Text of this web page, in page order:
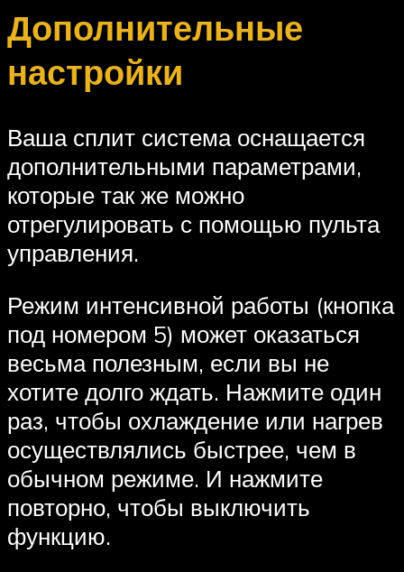
Дополнительные
настройки
Ваша сплит система оснащается
дополнительными параметрами,
которые так же можно
отрегулировать с помощью пульта
управления.
Режим интенсивной работы (кнопка
под номером 5) может оказаться
весьма полезным, если вы не
хотите долго ждать. Нажмите один
раз, чтобы охлаждение или нагрев
осуществлялись быстрее, чем в
обычном режиме. И нажмите
повторно, чтобы выключить
функцию.